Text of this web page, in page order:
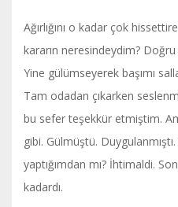
Ağırlığını o kadar çok
kararın neresindeydim?
Yine gülümseyerek başımı
Tam odadan çıkarken
bu sefer teşekkür etmiştim.
gibi. Gülmüştü.
yaptığımdan mı? İhtimaldi.
kadardı.